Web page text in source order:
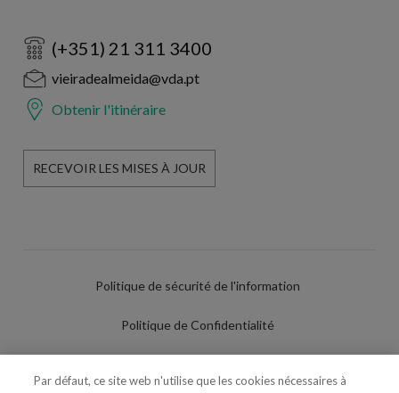
(+351) 21 311 3400
vieiradealmeida@vda.pt
Obtenir l'itinéraire
RECEVOIR LES MISES À JOUR
Politique de sécurité de l'information
Politique de Confidentialité
Par défaut, ce site web n'utilise que les cookies nécessaires à